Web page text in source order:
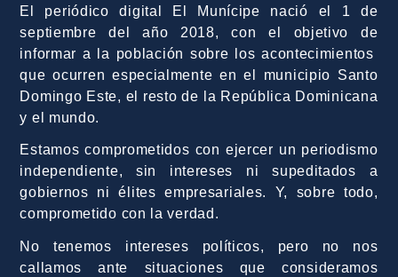
El periódico digital El Munícipe nació el 1 de
septiembre del año 2018, con el objetivo de
informar a la población sobre los acontecimientos
que ocurren especialmente en el municipio Santo
Domingo Este, el resto de la República Dominicana
y el mundo.
Estamos comprometidos con ejercer un periodismo
independiente, sin intereses ni supeditados a
gobiernos ni élites empresariales. Y, sobre todo,
comprometido con la verdad.
No tenemos intereses políticos, pero no nos
callamos ante situaciones que consideramos